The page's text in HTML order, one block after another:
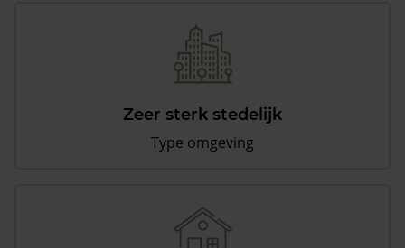
Zeer sterk stedelijk
Type omgeving